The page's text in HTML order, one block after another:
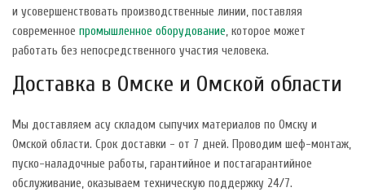
и усовершенствовать производственные линии, поставляя
современное промышленное оборудование, которое может
работать без непосредственного участия человека.
Доставка в Омске и Омской области
Мы доставляем асу складом сыпучих материалов по Омску и
Омской области. Срок доставки - от 7 дней. Проводим шеф-монтаж,
пуско-наладочные работы, гарантийное и постагарантийное
обслуживание, оказываем техническую поддержку 24/7.